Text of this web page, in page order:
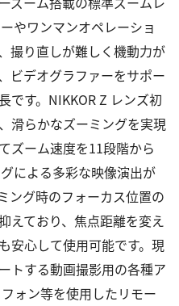
やワンマンオペレーショ
撮り直しが難しく機動力が
ビデオグラファーをサポー
です。NIKKOR Z レンズ初
滑らかなズーミングを実現
ズーム速度を11段階から
による多彩な映像演出が
ング時のフォーカス位置の
えており、焦点距離を変え
安心して使用可能です。現
トする動画撮影用の各種ア
ォン等を使用したリモー